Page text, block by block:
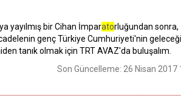
yayılmış bir Cihan İmparatorluğundan sonra,
genç Türkiye Cumhuriyeti'nin
tanık olmak için TRT AVAZ'da buluşalım.
Son Güncelleme: 26 Nisan 2017